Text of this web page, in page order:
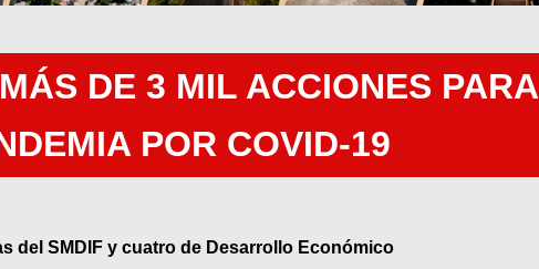
DE 3 MIL ACCIONES PARA
POR COVID-19
del SMDIF y cuatro de Desarrollo Económico